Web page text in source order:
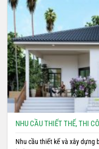
NHU CẦU THIẾT THẾ, THI
Nhu cầu thiết kế và xây dựng